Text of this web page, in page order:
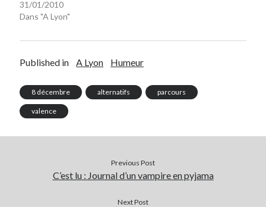
31/01/2010
Dans "A Lyon"
Published in A Lyon Humeur
8 décembre alternatifs parcours
valence
Previous Post
C’est lu : Journal d’un vampire en pyjama
Next Post